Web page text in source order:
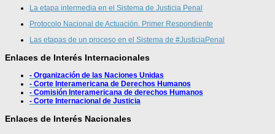
La etapa intermedia en el Sistema de Justicia Penal
Protocolo Nacional de Actuación. Primer Respondiente
Las etapas de un proceso en el Sistema de #JusticiaPenal
Enlaces de Interés Internacionales
- Organización de las Naciones Unidas
- Corte Interamericana de Derechos Humanos
- Comisión Interamericana de derechos Humanos
- Corte Internacional de Justicia
Enlaces de Interés Nacionales